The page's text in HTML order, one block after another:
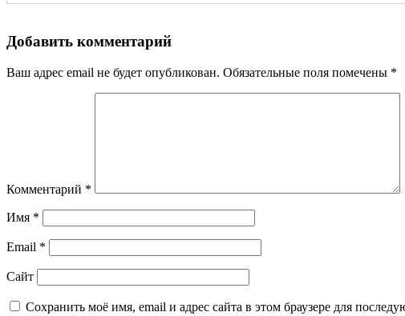
Добавить комментарий
Ваш адрес email не будет опубликован. Обязательные поля помечены *
Комментарий *
Имя *
Email *
Сайт
Сохранить моё имя, email и адрес сайта в этом браузере для